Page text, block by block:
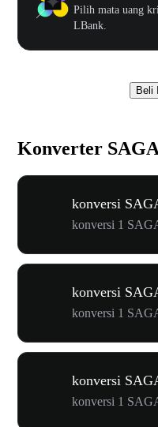
Pilih mata uang
LBank.
Beli
Konverter
konversi
konversi 1
konversi
konversi 1
konversi
konversi 1